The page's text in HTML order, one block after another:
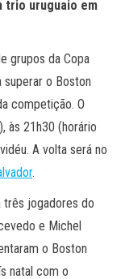
trio uruguaio em
grupos da Copa
superar o Boston
competição. O
às 21h30 (horário
A volta será no
.
três jogadores do
e Michel
o Boston
natal com o